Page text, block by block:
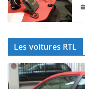
Les voitures RTL